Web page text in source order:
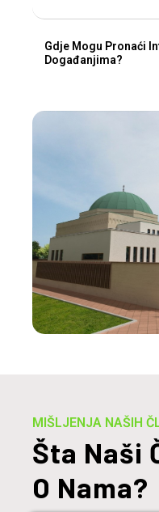
Gdje Mogu Pronaći
Događanjima?
MIŠLJENJA NAŠIH
Šta Naši
O Nama?